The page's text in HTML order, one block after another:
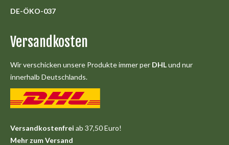
DE-ÖKO-037
Versandkosten
Wir verschicken unsere Produkte immer per DHLund nur
innerhalb Deutschlands.
Versandkostenfrei ab 37,50 Euro!
Mehr zum Versand